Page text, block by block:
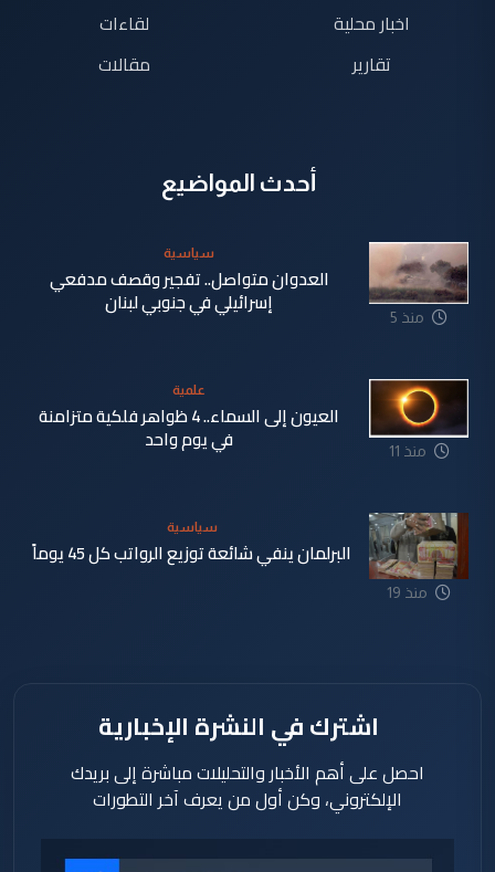
اخبار محلية
تقارير
لقاءات
مقالات
أحدث المواضيع
منذ 5
سياسية
العدوان متواصل.. تفجير وقصف مدفعي
إسرائيلي في جنوبي لبنان
منذ 11
علمية
العيون إلى السماء.. 4 ظواهر فلكية متزامنة
في يوم واحد
منذ 19
سياسية
البرلمان ينفي شائعة توزيع الرواتب كل 45 يوماً
اشترك في النشرة الإخبارية
احصل على أهم الأخبار والتحليلات مباشرة إلى بريدك
الإلكتروني، وكن أول من يعرف آخر التطورات